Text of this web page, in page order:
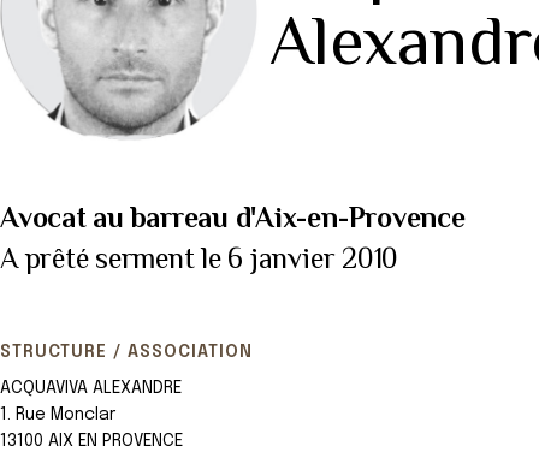
Avocat au barreau d'Aix-en-Provence
A prêté serment le 6 janvier 2010
STRUCTURE / ASSOCIATION
ACQUAVIVA ALEXANDRE
1. Rue Monclar
13100 AIX EN PROVENCE